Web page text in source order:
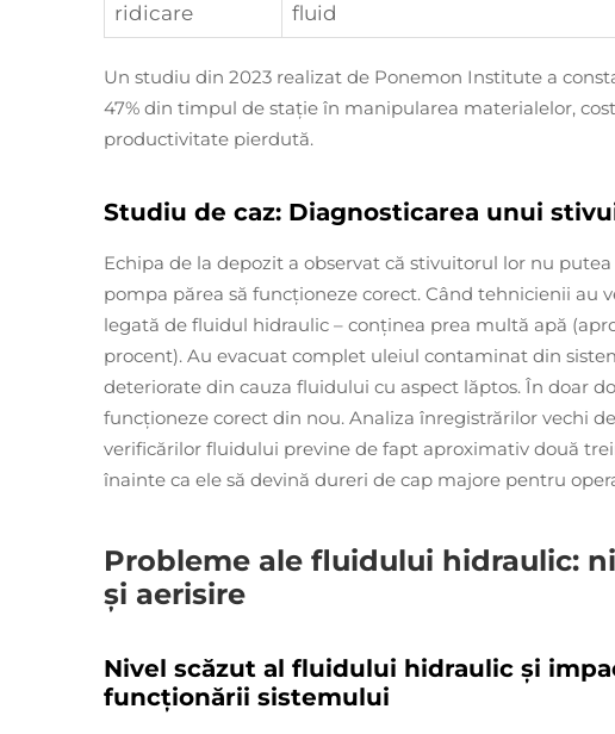
ridicare
fluid
Un studiu din 2023 realizat de Ponemon Institute a
47% din timpul de stație în manipularea materialelor,
productivitate pierdută.
Studiu de caz: Diagnosticarea unui
Echipa de la depozit a observat că stivuitorul lor nu
pompa părea să funcționeze corect. Când tehnicienii au
legată de fluidul hidraulic – conținea prea multă apă
procent). Au evacuat complet uleiul contaminat din
deteriorate din cauza fluidului cu aspect lăptos. În doar
funcționeze corect din nou. Analiza înregistrărilor vechi
verificărilor fluidului previne de fapt aproximativ două
înainte ca ele să devină dureri de cap majore pentru
Probleme ale fluidului hidraulic:
și aerisire
Nivel scăzut al fluidului hidraulic și
funcționării sistemului